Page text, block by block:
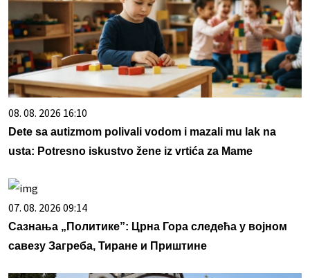
08. 08. 2026 16:10
Dete sa autizmom polivali vodom i mazali mu lak na
usta: Potresno iskustvo žene iz vrtića za Mame
07. 08. 2026 09:14
Сазнања „Политике”: Црна Гора следећа у војном
савезу Загреба, Тиране и Приштине